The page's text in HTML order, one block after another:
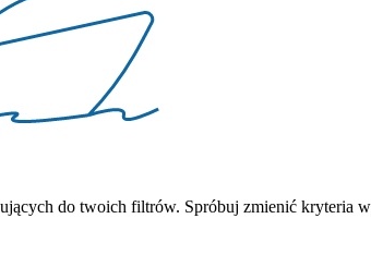
do twoich filtrów. Spróbuj zmienić kryteria